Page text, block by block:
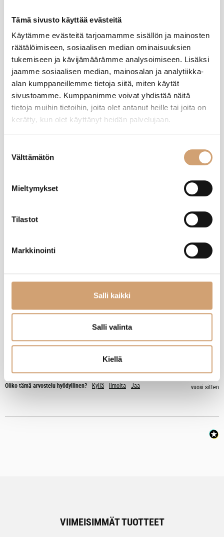
Tämä sivusto käyttää evästeitä
Käytämme evästeitä tarjoamamme sisällön ja mainosten
räätälöimiseen, sosiaalisen median ominaisuuksien
tukemiseen ja kävijämäärämme analysoimiseen. Lisäksi
jaamme sosiaalisen median, mainosalan ja analytiikka-
alan kumppaneillemme tietoja siitä, miten käytät
sivustoamme. Kumppanimme voivat yhdistää näitä
tietoja muihin tietoihin, joita olet antanut heille tai joita on
kerätty, kun olet käyttänyt heidän palvelujaan.
valinta
Välttämätön
Mieltymykset
Tilastot
Markkinointi
Salli kaikki
Salli valinta
Kiellä
Varmistettu ostaja
Timo Muttonen
Helsinki, FI
Arvostelija ei jättänyt kommenttia
Eemil Naumanen
Tellier teräksinen taikinalasta
Jokaisen koti leipurin tarvittava väline
tehokkaasti sotkematta paikkoja 5/5
Oliko tämä arvostelu hyödyllinen? Kyllä Ilmoita Jaa vuosi sitten
VIIMEISIMMÄT TUOTTEET